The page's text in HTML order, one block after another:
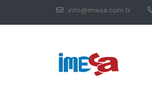
info@imesa.com.tr